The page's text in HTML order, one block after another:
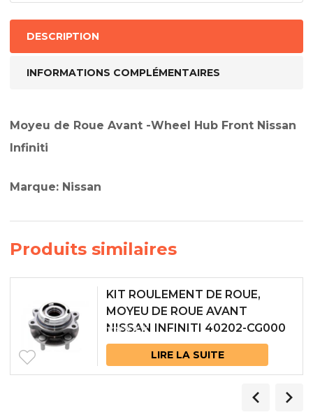
DESCRIPTION
INFORMATIONS COMPLÉMENTAIRES
Moyeu de Roue Avant -Wheel Hub Front Nissan
Infiniti
Marque: Nissan
Produits similaires
KIT ROULEMENT DE ROUE,
MOYEU DE ROUE AVANT
NISSAN INFINITI 40202-CG000
LIRE LA SUITE